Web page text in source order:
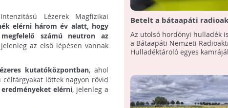
Lézerek Magfizikai
elérni három év alatt, hogy
számú neutron az
az első lépésen vannak
kutatóközpontban, ahol
lőttek nagyon rövid
elérni, jelenleg a
Betelt a bátaapáti
hulladéktároló első
Az utolsó hordónyi hulladék
a Bátaapáti Nemzeti
Hulladéktároló egyes